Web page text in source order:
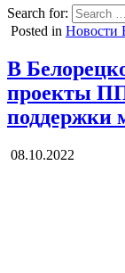
Search for:
Posted in Новости
В
проекты
поддержки
08.10.2022